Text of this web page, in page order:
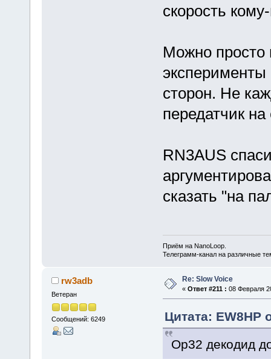
скорость
Можно просто
эксперименты
сторон. Не
передатчик
RN3AUS
сказать "на
Приём на NanoLoop.
Телеграмм-канал на различные
rw3adb
Ветеран
Сообщений: 6249
Re: Slow Voice
« Ответ #211 : 08 Февраля
Цитата: EW8HP
Op32 декодид